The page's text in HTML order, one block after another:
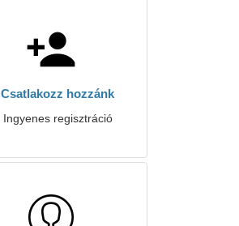
Csatlakozz hozzánk
Ingyenes regisztráció